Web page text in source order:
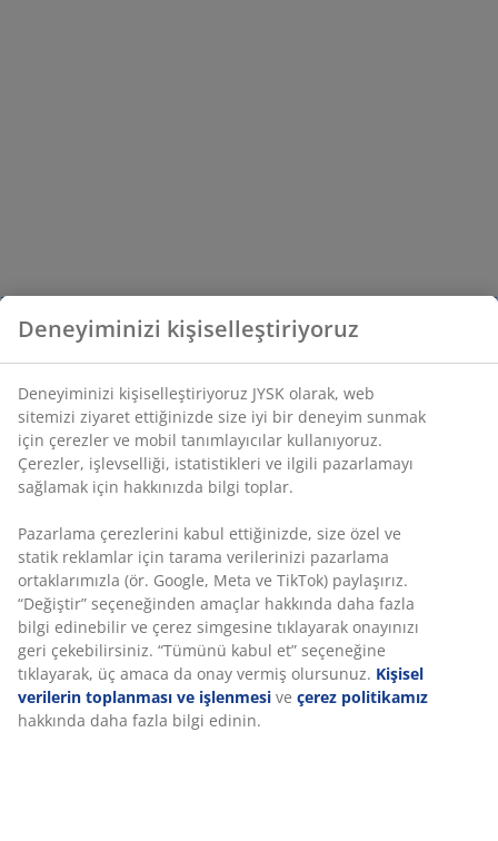
Deneyiminizi kişiselleştiriyoruz
Deneyiminizi kişiselleştiriyoruz JYSK olarak, web
sitemizi ziyaret ettiğinizde size iyi bir deneyim sunmak
için çerezler ve mobil tanımlayıcılar kullanıyoruz.
Çerezler, işlevselliği, istatistikleri ve ilgili pazarlamayı
sağlamak için hakkınızda bilgi toplar.
Pazarlama çerezlerini kabul ettiğinizde, size özel ve
statik reklamlar için tarama verilerinizi pazarlama
ortaklarımızla (ör. Google, Meta ve TikTok) paylaşırız.
“Değiştir” seçeneğinden amaçlar hakkında daha fazla
bilgi edinebilir ve çerez simgesine tıklayarak onayınızı
geri çekebilirsiniz. “Tümünü kabul et” seçeneğine
tıklayarak, üç amaca da onay vermiş olursunuz. Kişisel
verilerin toplanması ve işlenmesi ve çerez politikamız
hakkında daha fazla bilgi edinin.